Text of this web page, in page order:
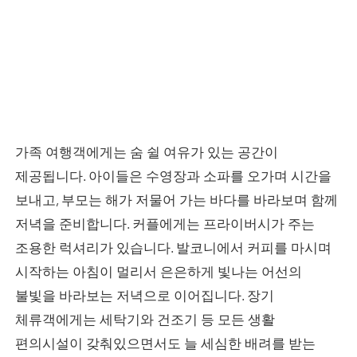
가족 여행객에게는 숨 쉴 여유가 있는 공간이
제공됩니다. 아이들은 수영장과 소파를 오가며 시간을
보내고, 부모는 해가 저물어 가는 바다를 바라보며 함께
저녁을 준비합니다. 커플에게는 프라이버시가 주는
조용한 럭셔리가 있습니다. 발코니에서 커피를 마시며
시작하는 아침이 멀리서 은은하게 빛나는 어선의
불빛을 바라보는 저녁으로 이어집니다. 장기
체류객에게는 세탁기와 건조기 등 모든 생활
편의시설이 갖춰있으면서도 늘 세심한 배려를 받는